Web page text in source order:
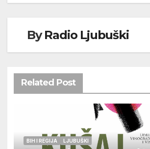
ByRadio Ljubuški
Related Post
BIH I REGIJA LJUBUŠKI